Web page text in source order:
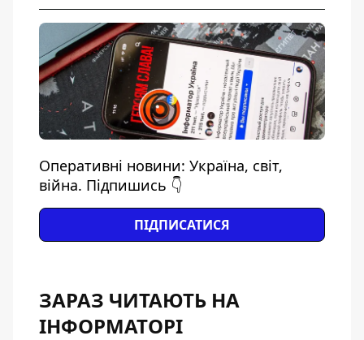
Оперативні новини: Україна, світ,
війна. Підпишись 👇
ПІДПИСАТИСЯ
ЗАРАЗ ЧИТАЮТЬ НА
ІНФОРМАТОРІ